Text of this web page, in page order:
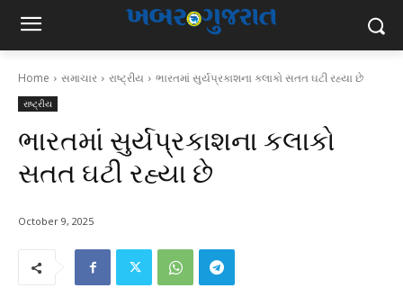
Home સમાચાર રાષ્ટ્રીય ભારતમાં સુર્યપ્રકાશના કલાકો સતત ઘટી રહ્યા છે
રાષ્ટ્રીય
ભારતમાં સુર્યપ્રકાશના કલાકો
સતત ઘટી રહ્યા છે
October 9, 2025